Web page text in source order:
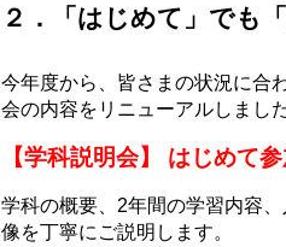
２．「はじめて」でも
今年度から、皆さまの状況に合
会の内容をリニューアルしました
【学科説明会】 はじめて
学科の概要、2年間の学習内容
像を丁寧にご説明します。